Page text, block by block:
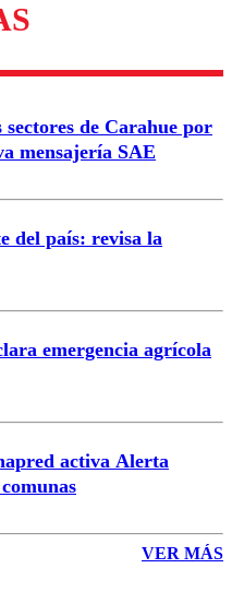
para garantizar un
sectores de Carahue por
mensajería SAE
del país: revisa la
emergencia agrícola
activa Alerta
VER MÁS